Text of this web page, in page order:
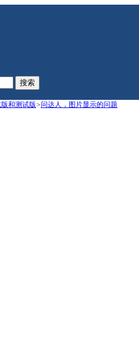
搜索
和测试版>问达人，图片显示的问题